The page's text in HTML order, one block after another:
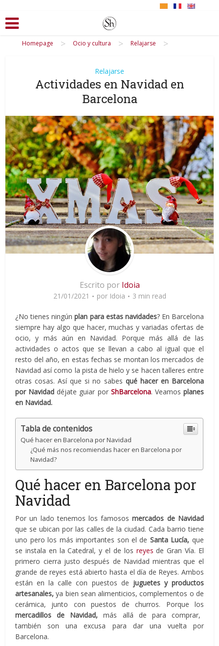
Homepage > Ocio y cultura > Relajarse >
Relajarse
Actividades en Navidad en
Barcelona
Escrito por Idoia
21/01/2021 por Idoia 3 min read
¿No tienes ningúnplan para estas navidades? En Barcelona
siempre hay algo que hacer, muchas y variadas ofertas de
ocio, y más aún en Navidad. Porque más allá de las
actividades o actos que se llevan a cabo al igual que el
resto del año, en estas fechas se montan los mercados de
Navidad así como la pista de hielo y se hacen talleres entre
otras cosas. Así que si no sabes qué hacer en Barcelona
por Navidad déjate guiar porShBarcelona. Veamos planes
en Navidad.
Tabla de contenidos
Qué hacer en Barcelona por Navidad
¿Qué más nos recomiendas hacer en Barcelona por
Navidad?
Qué hacer en Barcelona por
Navidad
Por un lado tenemos los famososmercados de Navidad
que se ubican por las calles de la ciudad. Cada barrio tiene
uno pero los más importantes son el de Santa Lucía, que
se instala en la Catedral, y el de los reyes de Gran Vía. El
primero cierra justo después de Navidad mientras que el
grande de reyes está abierto hasta el día de Reyes. Ambos
están en la calle con puestos de juguetes y productos
artesanales, ya bien sean alimenticios, complementos o de
cerámica, junto con puestos de churros. Porque los
mercadillos de Navidad, más allá de para comprar,
también son una excusa para dar una vuelta por
Barcelona.